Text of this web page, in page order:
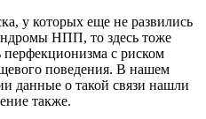
у которых еще не развились
НПП, то здесь тоже
с риском
поведения. В нашем
данные о такой связи нашли
также.